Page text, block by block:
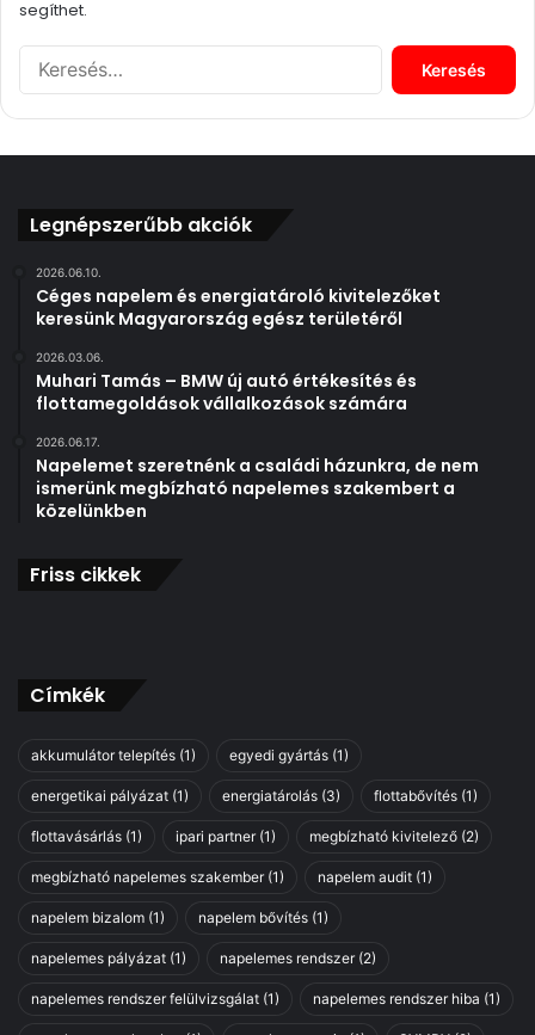
segíthet.
s
Legnépszerűbb akciók
2026.06.10.
Céges napelem és energiatároló kivitelezőket
keresünk Magyarország egész területéről
2026.03.06.
Muhari Tamás – BMW új autó értékesítés és
flottamegoldások vállalkozások számára
2026.06.17.
Napelemet szeretnénk a családi házunkra, de nem
ismerünk megbízható napelemes szakembert a
közelünkben
Friss cikkek
Címkék
akkumulátor telepítés (1) egyedi gyártás (1)
energetikai pályázat (1) energiatárolás (3) flottabővítés (1)
flottavásárlás (1) ipari partner(1) megbízható kivitelező (2)
megbízható napelemes szakember(1) napelem audit (1)
napelem bizalom (1) napelem bővítés (1)
napelemes pályázat (1) napelemes rendszer(2)
napelemes rendszer felülvizsgálat (1) napelemes rendszer hiba (1)